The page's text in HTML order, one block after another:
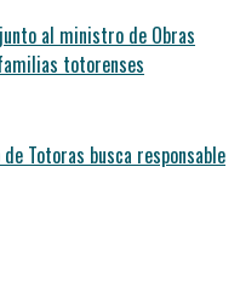
al ministro de Obras
totorenses
Totoras busca responsable